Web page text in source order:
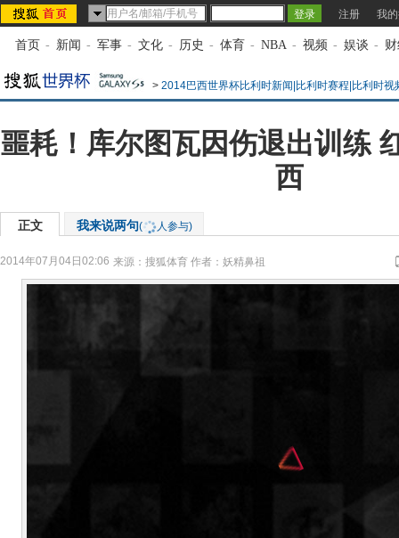
注册 我
首页 - 新闻 - 军事 - 文化 - 历史 - 体育 - NBA - 视频 - 娱谈 -
> 2014巴西世界杯比利时新闻|比利时赛程|比利时视
噩耗！库尔图瓦因伤退出训练
西
正文 我来说两句( 人参与)
2014年07月04日02:06 来源： 搜狐体育 作者：妖精鼻祖